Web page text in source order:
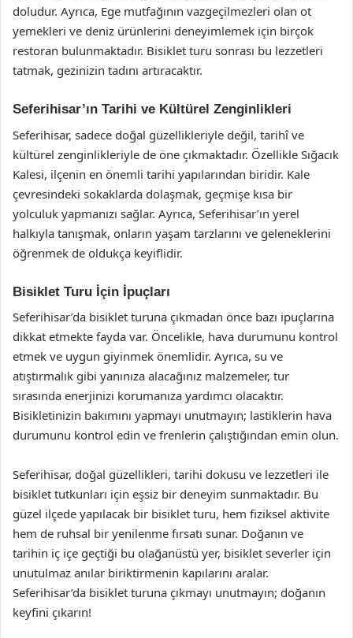
doludur. Ayrıca, Ege mutfağının vazgeçilmezleri olan ot
yemekleri ve deniz ürünlerini deneyimlemek için birçok
restoran bulunmaktadır. Bisiklet turu sonrası bu lezzetleri
tatmak, gezinizin tadını artıracaktır.
Seferihisar’ın Tarihi ve Kültürel Zenginlikleri
Seferihisar, sadece doğal güzellikleriyle değil, tarihî ve
kültürel zenginlikleriyle de öne çıkmaktadır. Özellikle Sığacık
Kalesi, ilçenin en önemli tarihi yapılarından biridir. Kale
çevresindeki sokaklarda dolaşmak, geçmişe kısa bir
yolculuk yapmanızı sağlar. Ayrıca, Seferihisar’ın yerel
halkıyla tanışmak, onların yaşam tarzlarını ve geleneklerini
öğrenmek de oldukça keyiflidir.
Bisiklet Turu İçin İpuçları
Seferihisar’da bisiklet turuna çıkmadan önce bazı ipuçlarına
dikkat etmekte fayda var. Öncelikle, hava durumunu kontrol
etmek ve uygun giyinmek önemlidir. Ayrıca, su ve
atıştırmalık gibi yanınıza alacağınız malzemeler, tur
sırasında enerjinizi korumanıza yardımcı olacaktır.
Bisikletinizin bakımını yapmayı unutmayın; lastiklerin hava
durumunu kontrol edin ve frenlerin çalıştığından emin olun.
Seferihisar, doğal güzellikleri, tarihi dokusu ve lezzetleri ile
bisiklet tutkunları için eşsiz bir deneyim sunmaktadır. Bu
güzel ilçede yapılacak bir bisiklet turu, hem fiziksel aktivite
hem de ruhsal bir yenilenme fırsatı sunar. Doğanın ve
tarihin iç içe geçtiği bu olağanüstü yer, bisiklet severler için
unutulmaz anılar biriktirmenin kapılarını aralar.
Seferihisar’da bisiklet turuna çıkmayı unutmayın; doğanın
keyfini çıkarın!